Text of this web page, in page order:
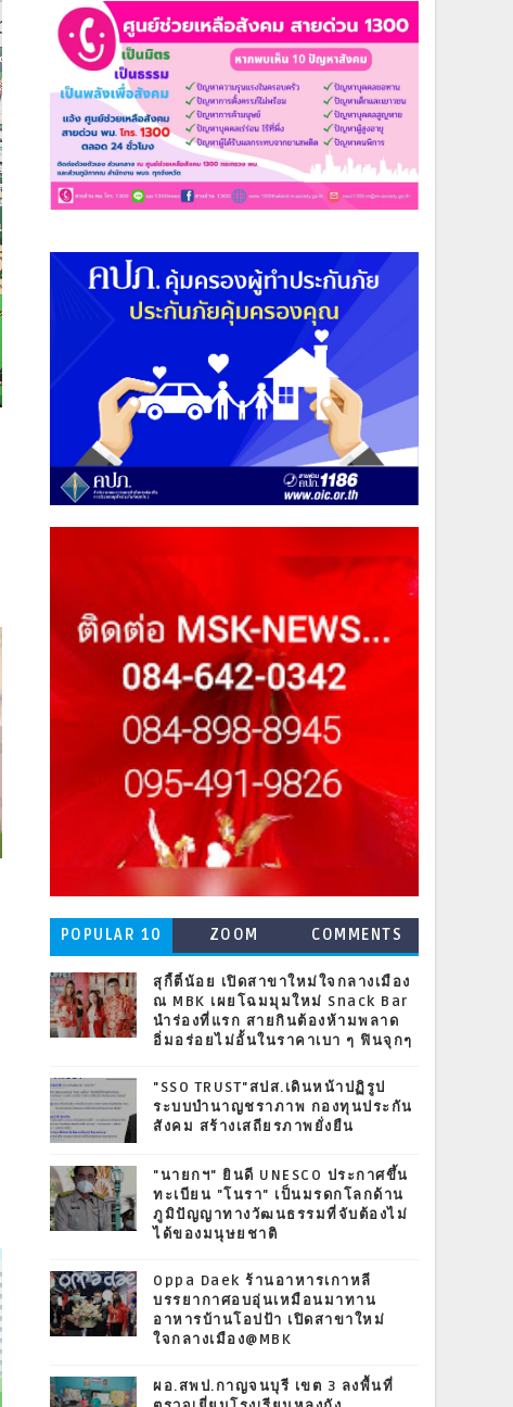
POPULAR 10 ZOOM COMMENTS
สุกี้ตี๋น้อย เปิดสาขาใหม่ใจกลางเมือง
ณ MBK เผยโฉมมุมใหม่ Snack Bar
นำร่องที่แรก สายกินต้องห้ามพลาด
อิ่มอร่อยไม่อั้นในราคาเบา ๆ ฟินจุกๆ
"SSO TRUST"สปส.เดินหน้าปฏิรูป
ระบบบำนาญชราภาพ กองทุนประกัน
สังคม สร้างเสถียรภาพยั่งยืน
"นายกฯ" ยินดี UNESCO ประกาศขึ้น
ทะเบียน "โนรา" เป็นมรดกโลกด้าน
ภูมิปัญญาทางวัฒนธรรมที่จับต้องไม่
ได้ของมนุษยชาติ
Oppa Daek ร้านอาหารเกาหลี
บรรยากาศอบอุ่นเหมือนมาทาน
อาหารบ้านโอปป้า เปิดสาขาใหม่
ใจกลางเมือง@MBK
ผอ.สพป.กาญจนบุรี เขต 3 ลงพื้นที่